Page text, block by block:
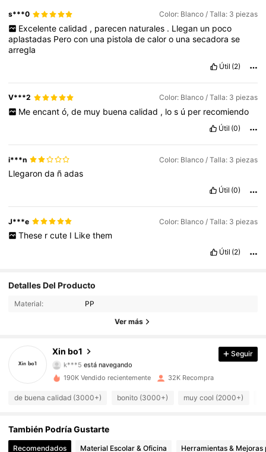
s***0 Color: Blanco / Talla: 3 piezas
Excelente calidad , parecen naturales . Llegan un poco
aplastadas Perocon una pistoladecaloro unasecadorase
arregla
Útil (2)
V***2 Color: Blanco / Talla: 3 piezas
Me encant ó, de muy buena calidad , lo s ú per recomiendo
Útil (0)
i***n Color: Blanco / Talla: 3 piezas
Llegaronda ñadas
Útil (0)
J***e Color: Blanco / Talla: 3 piezas
These r cute I Like them
Útil (2)
Detalles Del Producto
Material: PP
Ver más
Xin bo1
4,88 2K Seguidores
k***5
está navegando
4,88
2K Seguidores
4,88 2K Seguidores
4,88 2K Seguidores
Seguir
190K Vendido recientemente 32K Recompra
de buena calidad (3000+) bonito (3000+) muy cool (2000+)
También Podría Gustarte
Recomendados Material Escolar & Oficina Herramientas & Mejoras